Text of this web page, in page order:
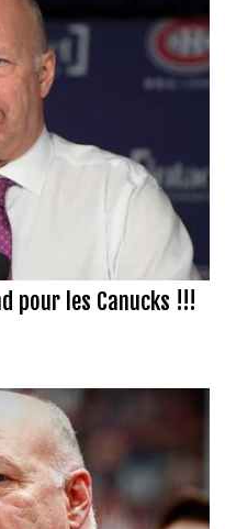
pour les Canucks !!!